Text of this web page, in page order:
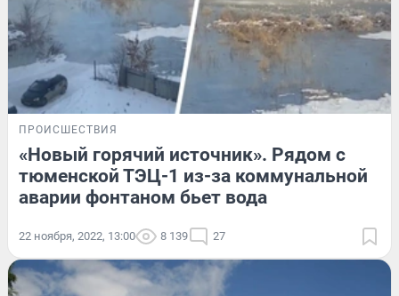
ПРОИСШЕСТВИЯ
«Новый горячий источник». Рядом с
тюменской ТЭЦ-1 из-за коммунальной
аварии фонтаном бьет вода
22 ноября, 2022, 13:00 8 139 27